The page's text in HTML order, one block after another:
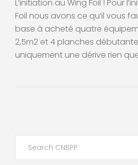
L’initiation au Wing Foil ! Pour
Foil nous avons ce qu’il vous
base à acheté quatre
2,5m2 et 4 planches
uniquement une dérive rien